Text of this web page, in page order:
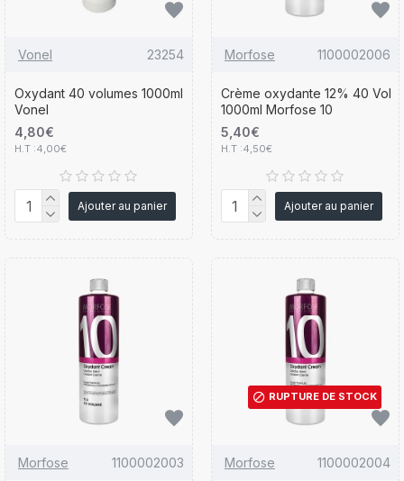
Vonel 23254
Oxydant 40 volumes 1000ml
Vonel
4,80€
H.T :4,00€
Ajouter au panier
Morfose 1100002006
Crème oxydante 12% 40 Vol
1000ml Morfose 10
5,40€
H.T :4,50€
Ajouter au panier
Morfose 1100002003
RUPTURE DE STOCK
Morfose 1100002004